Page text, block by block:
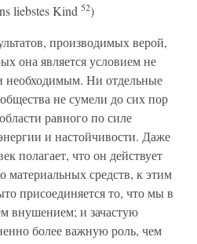
liebstes Kind 52)
производимых верой,
она является условием не
необходимым. Ни отдельные
не сумели до сих пор
равного по силе
и настойчивости. Даже
полагает, что он действует
средств, к этим
присоединяется то, что мы в
внушением; и зачастую
более важную роль, чем